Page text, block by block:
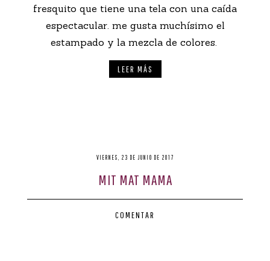
fresquito que tiene una tela con una caída
espectacular. me gusta muchísimo el
estampado y la mezcla de colores.
LEER MÁS
VIERNES, 23 DE JUNIO DE 2017
MIT MAT MAMA
COMENTAR